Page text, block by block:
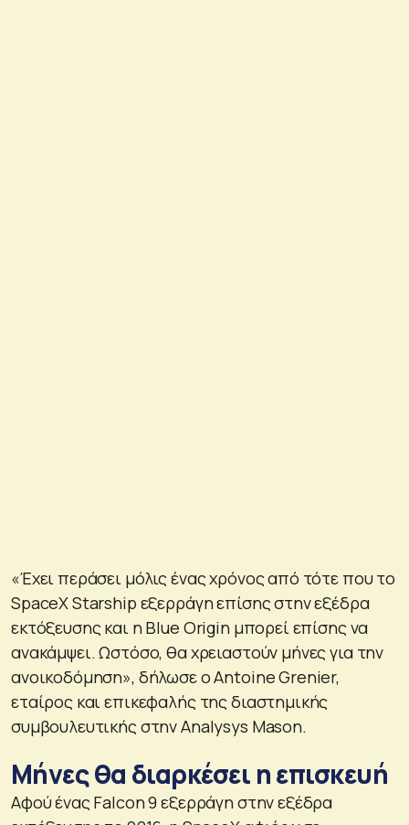
«Έχει περάσει μόλις ένας χρόνος από τότε που το
SpaceX Starship εξερράγη επίσης στην εξέδρα
εκτόξευσης και η Blue Origin μπορεί επίσης να
ανακάμψει. Ωστόσο, θα χρειαστούν μήνες για την
ανοικοδόμηση», δήλωσε ο Antoine Grenier,
εταίρος και επικεφαλής της διαστημικής
συμβουλευτικής στην Analysys Mason.
Μήνες θα διαρκέσει η επισκευή
Αφού ένας Falcon 9 εξερράγη στην εξέδρα